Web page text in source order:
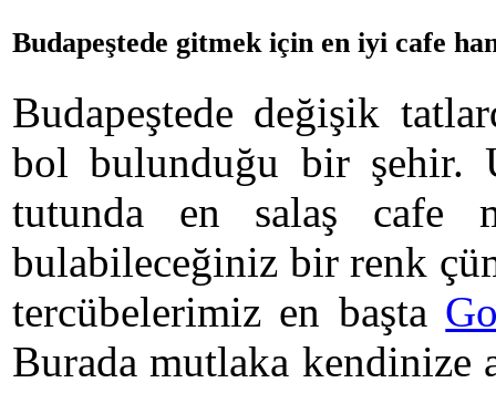
Budapeştede gitmek için en iyi cafe
Budapeştede değişik
bol bulunduğu bir şehir.
tutunda en salaş cafe
bulabileceğiniz bir renk
tercübelerimiz en başta
Burada mutlaka kendinize